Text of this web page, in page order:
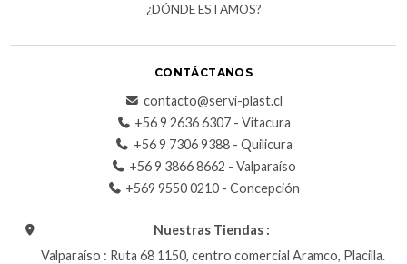
¿DÓNDE ESTAMOS?
CONTÁCTANOS
contacto@servi-plast.cl
+56 9 2636 6307 - Vitacura
+56 9 7306 9388 - Quilicura
+56 9 3866 8662 - Valparaíso
+569 9550 0210 - Concepción
Nuestras Tiendas :
Valparaíso : Ruta 68 1150, centro comercial Aramco, Placilla.